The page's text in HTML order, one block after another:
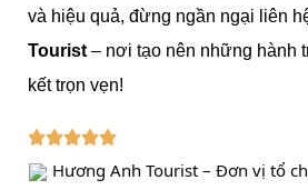
và hiệu quả, đừng ngần ngại liên
Tourist – nơi tạo nên những hành
kết trọn vẹn!

Hương Anh Tourist – Đơn vị tổ